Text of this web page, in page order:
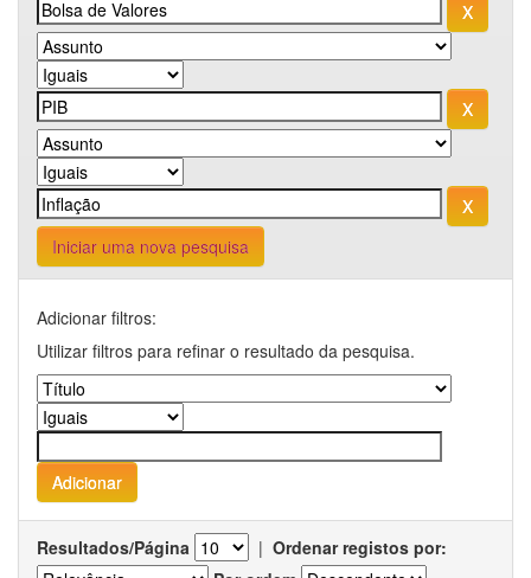
Iniciar uma nova pesquisa
Adicionar filtros:
Utilizar filtros para refinar o resultado da pesquisa.
Resultados/Página | Ordenar registos por: